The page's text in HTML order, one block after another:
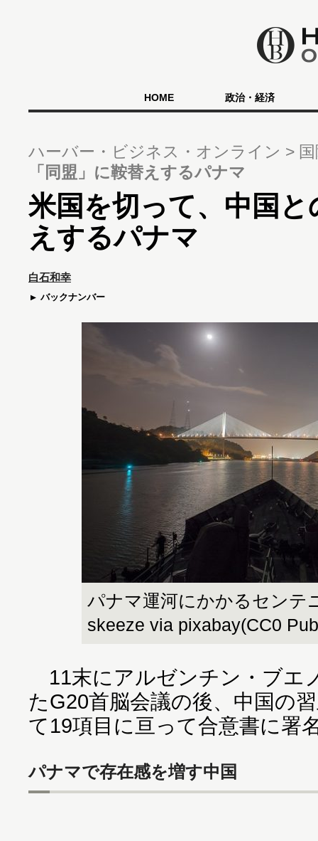
HOME 政治・経済
ハーバー・ビジネス・オンライン
「同盟」に鞍替えするパナマ
米国を切って、中国
えするパナマ
白石和幸
バックナンバー
パナマ運河にかかるセンテ
skeeze via pixabay(CC0
11末にアルゼンチン・ブエ
たG20首脳会議の後、中国の
て19項目に亘って合意書に署
パナマで存在感を増す中国